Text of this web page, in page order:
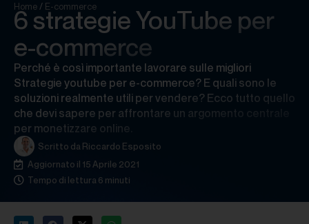
Home/ E-commerce
6 strategie YouTube per
e-commerce
Perché è così importante lavorare sulle migliori
Strategie youtube per e-commerce? E quali sono le
soluzioni realmente utili per vendere? Ecco tutto quello
che devi sapere per affrontare un argomento centrale
per monetizzare online.
Scritto da Riccardo Esposito
Aggiornato il 15 Aprile 2021
Tempo di lettura 6 minuti